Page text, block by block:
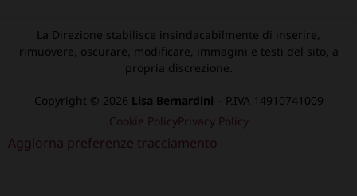
La Direzione stabilisce insindacabilmente di inserire,
rimuovere, oscurare, modificare, immagini e testi del sito, a
propria discrezione.
Copyright © 2026 Lisa Bernardini – P.IVA 14910741009
Cookie PolicyPrivacy Policy
Aggiorna preferenze tracciamento